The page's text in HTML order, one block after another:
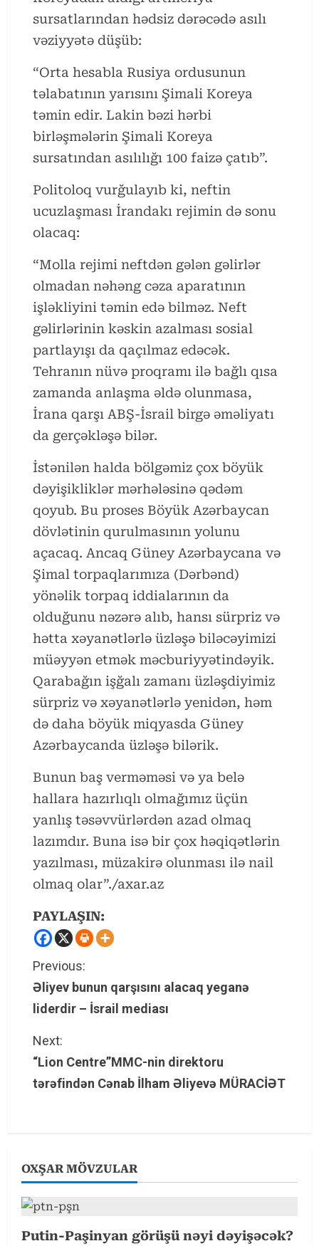
sursatlarından hədsiz dərəcədə asılı
vəziyyətə düşüb:
“Orta hesabla Rusiya ordusunun
təlabatının yarısını Şimali Koreya
təmin edir. Lakin bəzi hərbi
birləşmələrin Şimali Koreya
sursatından asılılığı 100 faizə çatıb”.
Politoloq vurğulayıb ki, neftin
ucuzlaşması İrandakı rejimin də sonu
olacaq:
“Molla rejimi neftdən gələn gəlirlər
olmadan nəhəng cəza aparatının
işləkliyini təmin edə bilməz. Neft
gəlirlərinin kəskin azalması sosial
partlayışı da qaçılmaz edəcək.
Tehranın nüvə proqramı ilə bağlı qısa
zamanda anlaşma əldə olunmasa,
İrana qarşı ABŞ-İsrail birgə əməliyatı
da gerçəkləşə bilər.
İstənilən halda bölgəmiz çox böyük
dəyişikliklər mərhələsinə qədəm
qoyub. Bu proses Böyük Azərbaycan
dövlətinin qurulmasının yolunu
açacaq. Ancaq Güney Azərbaycana və
Şimal torpaqlarımıza (Dərbənd)
yönəlik torpaq iddialarının da
olduğunu nəzərə alıb, hansı sürpriz və
hətta xəyanətlərlə üzləşə biləcəyimizi
müəyyən etmək məcburiyyətindəyik.
Qarabağın işğalı zamanı üzləşdiyimiz
sürpriz və xəyanətlərlə yenidən, həm
də daha böyük miqyasda Güney
Azərbaycanda üzləşə bilərik.
Bunun baş verməməsi və ya belə
hallara hazırlıqlı olmağımız üçün
yanlış təsəvvürlərdən azad olmaq
lazımdır. Buna isə bir çox həqiqətlərin
yazılması, müzakirə olunması ilə nail
olmaq olar”./axar.az
PAYLAŞIN:
C
o
n
t
i
e
R
e
Previous:
Əliyev bunun qarşısını alacaq yeganə
liderdir – İsrail mediası
Next:
“Lion Centre”MMC-nin direktoru
tərəfindən Cənab İlham Əliyevə MÜRACİƏT
OXŞAR MÖVZULAR
Putin-Paşinyan görüşü nəyi dəyişəcək?